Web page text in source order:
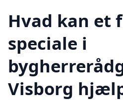
Hvad kan et
speciale i
Visborg